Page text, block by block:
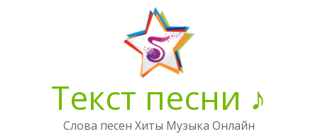
Текст песни ♪
Слова песен Хиты Музыка Онлайн